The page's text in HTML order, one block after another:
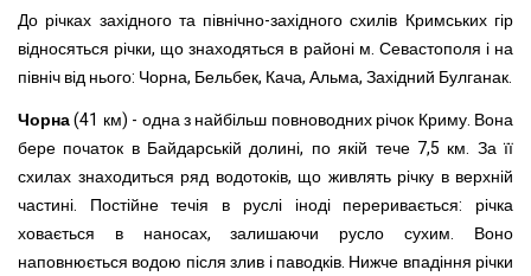
До річках західного та північно-західного схилів Кримських гір
відносяться річки, що знаходяться в районі м. Севастополя і на
північ від нього: Чорна, Бельбек, Кача, Альма, Західний Булганак.
Чорна(41 км) - одна з найбільш повноводних річок Криму. Вона
бере початок в Байдарській долині, по якій тече 7,5 км. За її
схилах знаходиться ряд водотоків, що живлять річку в верхній
частині. Постійне течія в руслі іноді переривається: річка
ховається в наносах, залишаючи русло сухим. Воно
наповнюється водою після злив і паводків. Нижче впадіння річки